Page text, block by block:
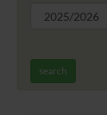
search